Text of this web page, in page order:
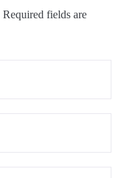
Required fields are